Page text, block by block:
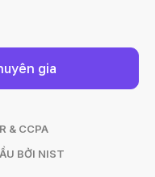
gia
& CCPA
BỞI NIST